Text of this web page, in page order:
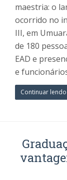
maestria: o
ocorrido no
III, em
de 180
EAD e
e
Continuar lendo